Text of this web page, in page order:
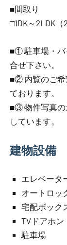
■間取り
□1DK～2LDK（
■① 駐車場・バ
合せ下さい。
■② 内覧のご希
ております。
■③ 物件写真の
しています。
建物設備
エレベータ
オートロッ
宅配ボック
TVドアホン
駐車場